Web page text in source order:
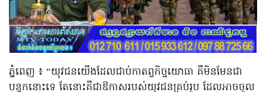
ភ្នំពេញ ៖ “យុវជនយើងដែលជាប់កាតព្វកិច្ចយោធា គឺមិនមែនជា
បន្ទុកនោះទេ តែនោះគឺជាឱកាសរបស់យុវជនគ្រប់រូប ដែលអាចចូល